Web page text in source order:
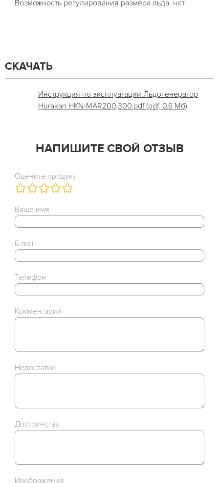
Возможность регулирования размера льда: нет.
СКАЧАТЬ
Инструкция по эксплуатации Льдогенератор
Hurakan HKN-MAR200,300.pdf (pdf, 0.6 Мб)
НАПИШИТЕ СВОЙ ОТЗЫВ
Оцените продукт
Ваше имя
E-mail
Телефон
Комментарий
Недостатки
Достоинства
Изображения